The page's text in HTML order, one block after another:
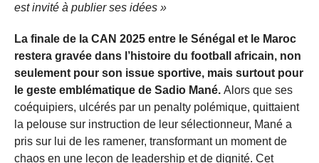
est invité à publier ses idées »
La finale de la CAN 2025 entre le Sénégal et le Maroc
restera gravée dans l’histoire du football africain, non
seulement pour son issue sportive, mais surtout pour
le geste emblématique de Sadio Mané. Alors que ses
coéquipiers, ulcérés par un penalty polémique, quittaient
la pelouse sur instruction de leur sélectionneur, Mané a
pris sur lui de les ramener, transformant un moment de
chaos en une leçon de leadership et de dignité. Cet